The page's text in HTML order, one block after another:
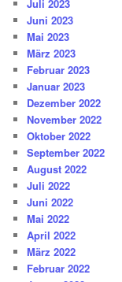
Juli 2023
Juni 2023
Mai 2023
März 2023
Februar 2023
Januar 2023
Dezember 2022
November 2022
Oktober 2022
September 2022
August 2022
Juli 2022
Juni 2022
Mai 2022
April 2022
März 2022
Februar 2022